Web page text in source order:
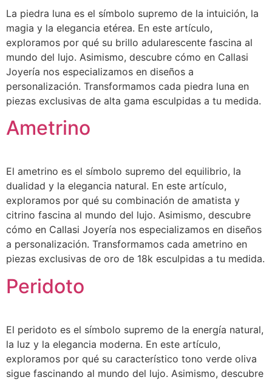
La piedra luna es el símbolo supremo de la intuición, la
magia y la elegancia etérea. En este artículo,
exploramos por qué su brillo adularescente fascina al
mundo del lujo. Asimismo, descubre cómo en Callasi
Joyería nos especializamos en diseños a
personalización. Transformamos cada piedra luna en
piezas exclusivas de alta gama esculpidas a tu medida.
Ametrino
El ametrino es el símbolo supremo del equilibrio, la
dualidad y la elegancia natural. En este artículo,
exploramos por qué su combinación de amatista y
citrino fascina al mundo del lujo. Asimismo, descubre
cómo en Callasi Joyería nos especializamos en diseños
a personalización. Transformamos cada ametrino en
piezas exclusivas de oro de 18k esculpidas a tu medida.
Peridoto
El peridoto es el símbolo supremo de la energía natural,
la luz y la elegancia moderna. En este artículo,
exploramos por qué su característico tono verde oliva
sigue fascinando al mundo del lujo. Asimismo, descubre